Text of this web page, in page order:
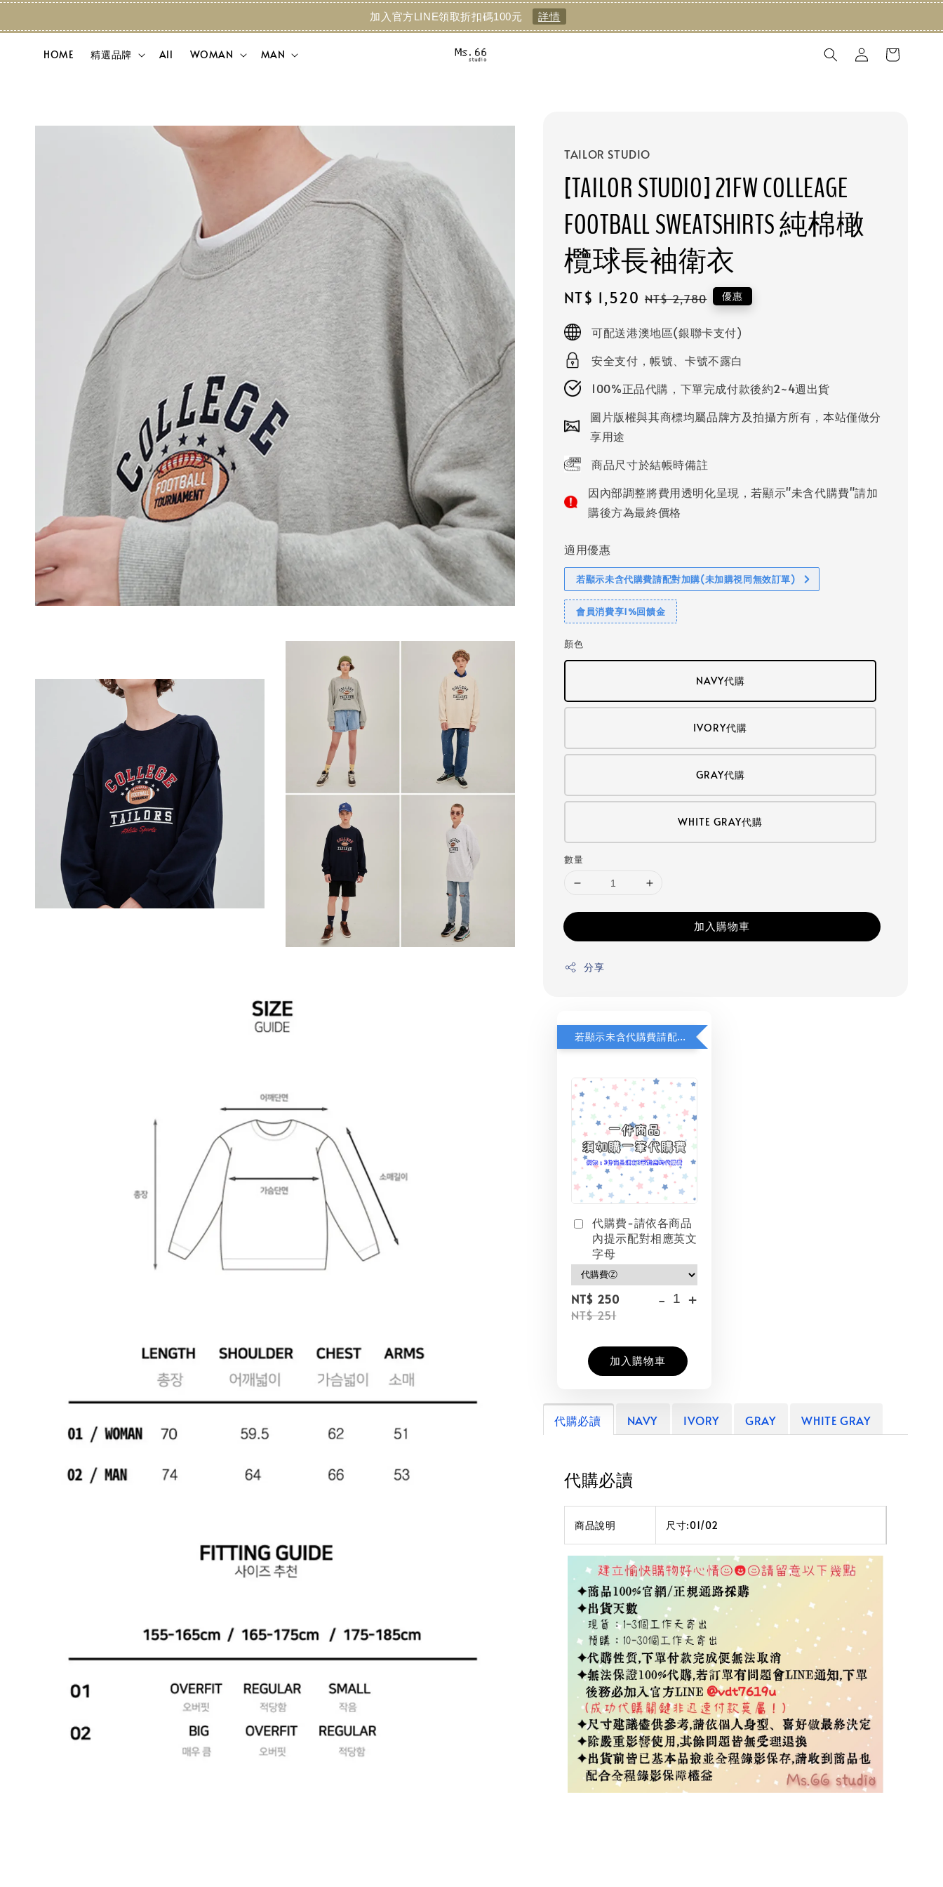
加入官方LINE領取折扣碼100元 詳情
HOME 精選品牌 All WOMAN MAN
TAILOR STUDIO
[TAILOR STUDIO] 21FW COLLEAGE
FOOTBALL SWEATSHIRTS 純棉橄
欖球長袖衛衣
Sale
price
NT$ 1,520 Regular
NT$ 2,780 優惠
可配送港澳地區(銀聯卡支付)
安全支付，帳號、卡號不露白
100%正品代購，下單完成付款後約2~4週出貨
圖片版權與其商標均屬品牌方及拍攝方所有，本站僅做分
享用途
商品尺寸於結帳時備註
因內部調整將費用透明化呈現，若顯示"未含代購費"請加
購後方為最終價格
適用優惠
若顯示未含代購費請配對加購(未加購視同無效訂單)
會員消費享1%回饋金
顏色
NAVY代購
IVORY代購
GRAY代購
WHITE GRAY代購
數量
加入購物車
分享
若顯示未含代購費請配對加購(未加購視同無效訂單)
代購費-請依各商品
內提示配對相應英文
字母
NT$ 250
NT$ 251
- +
加入購物車
代購必讀 NAVY IVORY GRAY WHITE GRAY
代購必讀
商品說明 尺寸:01/02